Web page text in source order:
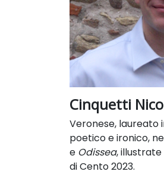
Cinquetti
Veronese, laureato
poetico e ironico,
e Odissea, illustrate
di Cento 2023.